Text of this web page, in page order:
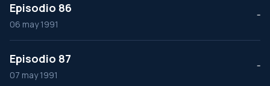
Episodio 86
06 may 1991
--
Episodio 87
07 may 1991
--